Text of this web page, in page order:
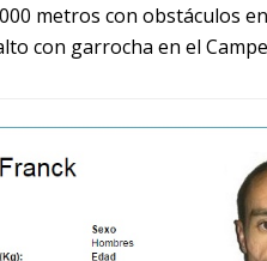
metros con obstáculos
con garrocha en el